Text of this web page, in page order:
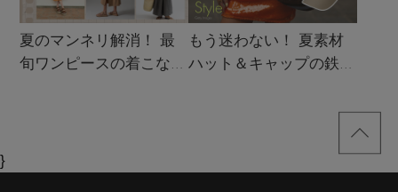
夏のマンネリ解消！ 最
旬ワンピースの着こなし
もう迷わない！ 夏素材
ハット＆キャップの鉄板
}